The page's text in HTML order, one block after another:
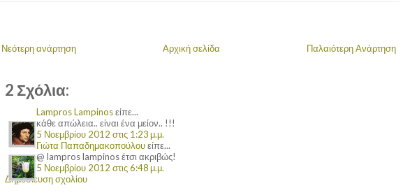
Νεότερη ανάρτηση Παλαιότερη Ανάρτηση
Αρχική σελίδα
2 Σχόλια:
Lampros Lampinosείπε...
κάθε απώλεια.. είναι ένα μείον.. !!!
5 Νοεμβρίου 2012 στις 1:23 μ.μ.
Γιώτα Παπαδημακοπούλουείπε...
@ lampros lampinos έτσι ακριβώς!
5 Νοεμβρίου 2012 στις 6:48 μ.μ.
Δημοσίευση σχολίου